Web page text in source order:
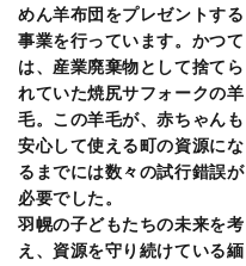
めん羊布団をプレゼントする
事業を行っています。かつて
は、産業廃棄物として捨てら
れていた焼尻サフォークの羊
毛。この羊毛が、赤ちゃんも
安心して使える町の資源にな
るまでには数々の試行錯誤が
必要でした。
羽幌の子どもたちの未来を考
え、資源を守り続けている緬